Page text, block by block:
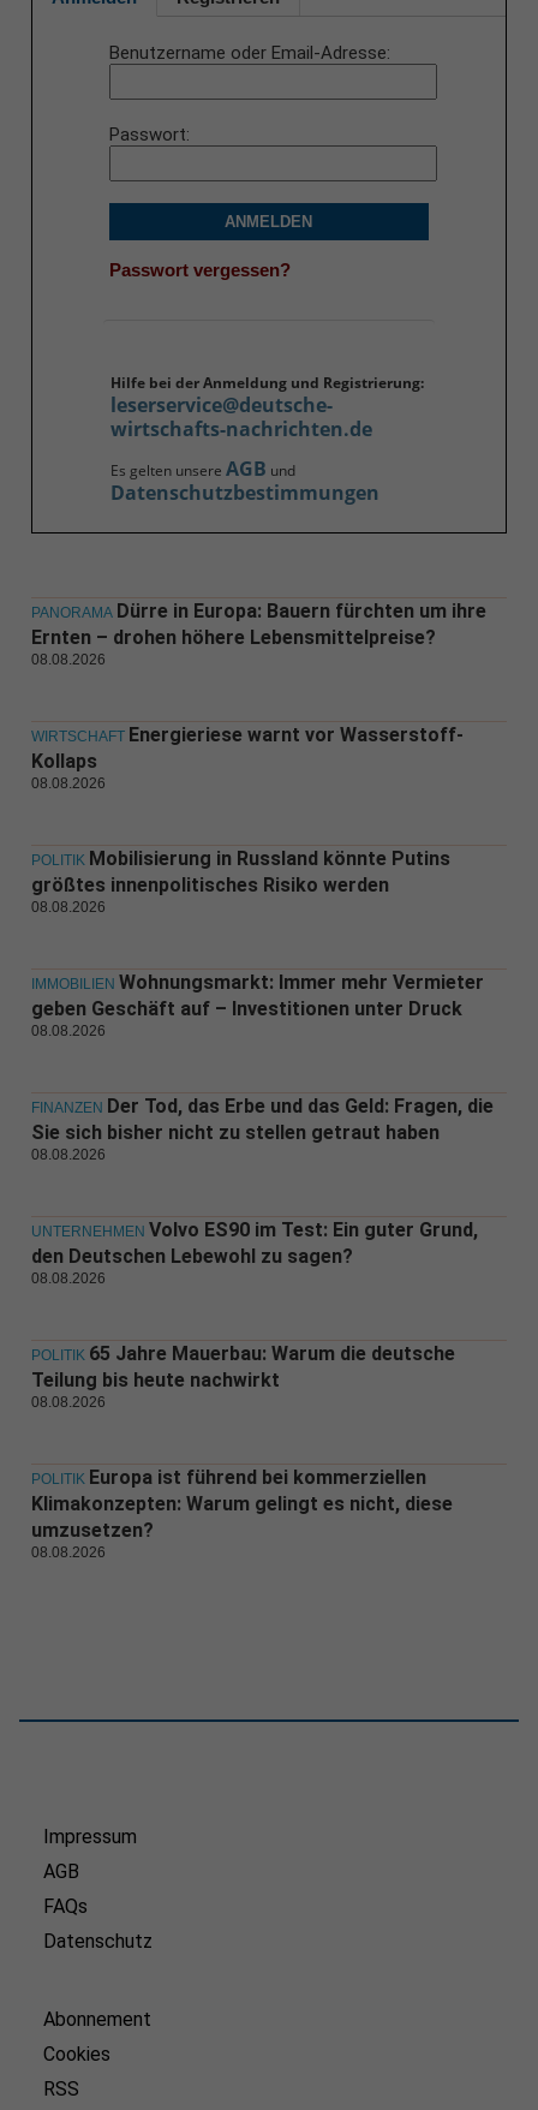
Benutzername oder Email-Adresse
Passwort
ANMELDEN
Passwort vergessen?
Hilfe bei der Anmeldung und Registrierung:
leserservice@deutsche-
wirtschafts-nachrichten.de
Es gelten unsere AGB und
Datenschutzbestimmungen
PANORAMA Dürre in Europa: Bauern fürchten um ihre
Ernten – drohen höhere Lebensmittelpreise?
08.08.2026
WIRTSCHAFT Energieriese warnt vor Wasserstoff-
Kollaps
08.08.2026
POLITIK Mobilisierung in Russland könnte Putins
größtes innenpolitisches Risiko werden
08.08.2026
IMMOBILIEN Wohnungsmarkt: Immer mehr Vermieter
geben Geschäft auf – Investitionen unter Druck
08.08.2026
FINANZEN Der Tod, das Erbe und das Geld: Fragen, die
Sie sich bisher nicht zu stellen getraut haben
08.08.2026
UNTERNEHMEN Volvo ES90 im Test: Ein guter Grund,
den Deutschen Lebewohl zu sagen?
08.08.2026
POLITIK 65 Jahre Mauerbau: Warum die deutsche
Teilung bis heute nachwirkt
08.08.2026
POLITIK Europa ist führend bei kommerziellen
Klimakonzepten: Warum gelingt es nicht, diese
umzusetzen?
08.08.2026
Impressum
AGB
FAQs
Datenschutz
Abonnement
Cookies
RSS